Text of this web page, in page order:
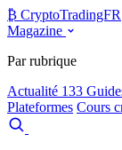
₿ CryptoTradingFR
Magazine
Par rubrique
Actualité 133
Plateformes Cours